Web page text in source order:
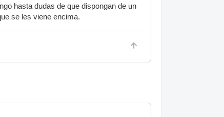
hasta dudas de que dispongan de un
se les viene encima.